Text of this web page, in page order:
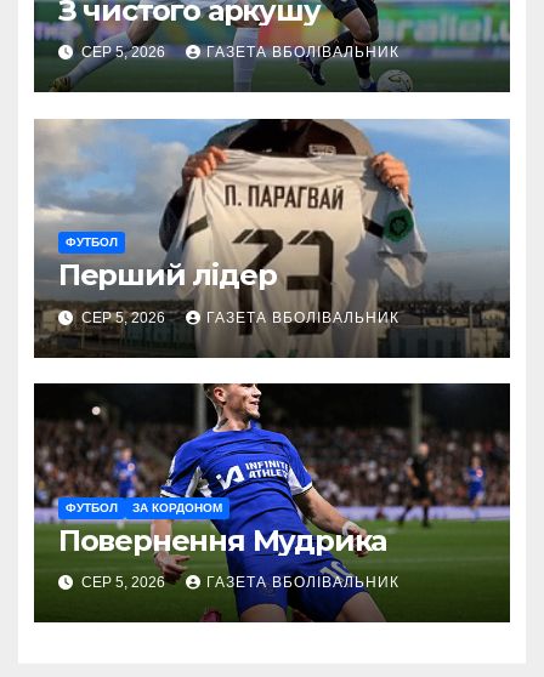
З чистого аркушу
СЕР 5, 2026 ГАЗЕТА ВБОЛІВАЛЬНИК
ФУТБОЛ
Перший лідер
СЕР 5, 2026 ГАЗЕТА ВБОЛІВАЛЬНИК
ФУТБОЛ ЗА КОРДОНОМ
Повернення Мудрика
СЕР 5, 2026 ГАЗЕТА ВБОЛІВАЛЬНИК